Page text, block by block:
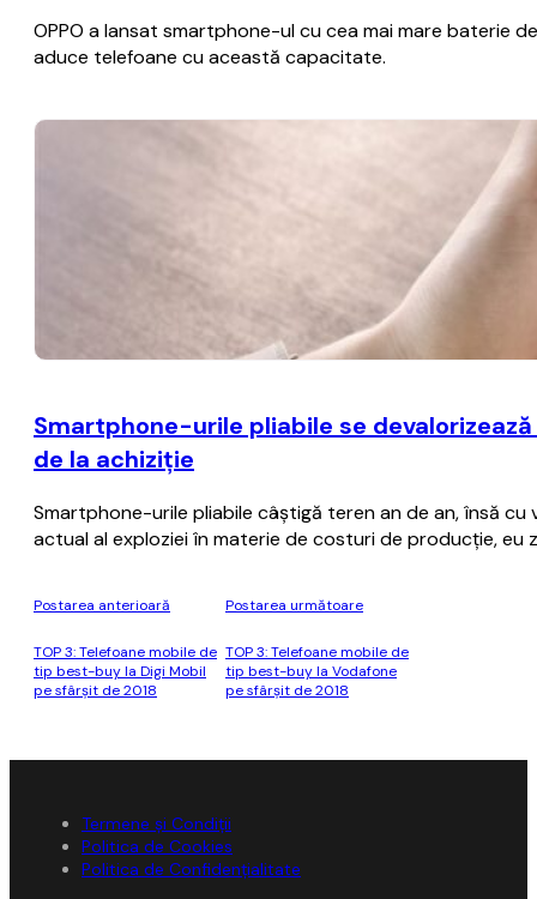
OPPO a lansat smartphone-ul cu cea mai mare baterie
aduce telefoane cu această capacitate.
Smartphone-urile pliabile se
de la achiziţie
Smartphone-urile pliabile câştigă teren an de an, însă
actual al exploziei în materie de costuri de producţie,
Postarea anterioară
TOP 3: Telefoane mobile de
tip best-buy la Digi Mobil
pe sfârșit de 2018
Postarea următoare
TOP 3: Telefoane mobile de
tip best-buy la Vodafone
pe sfârșit de 2018
Termene și Condiții
Politica de Cookies
Politica de Confidențialitate